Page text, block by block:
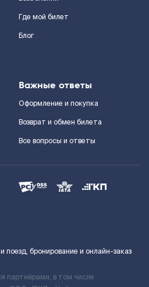
Где мой билет
Блог
Важные ответы
Оформление и покупка
Возврат и обмен билета
Все вопросы и ответы
бронирование и онлайн-заказ
партнёрами, в том числе